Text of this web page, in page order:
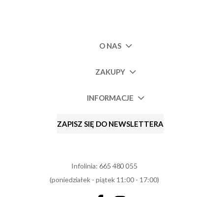
O NAS
ZAKUPY
INFORMACJE
ZAPISZ SIĘ DO NEWSLETTERA
Infolinia: 665 480 055
(poniedziałek - piątek 11:00 - 17:00)